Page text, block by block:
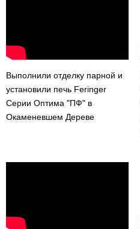
Выполнили отделку парной и
установили печь Feringer
Серии Оптима "ПФ" в
Окаменевшем Дереве